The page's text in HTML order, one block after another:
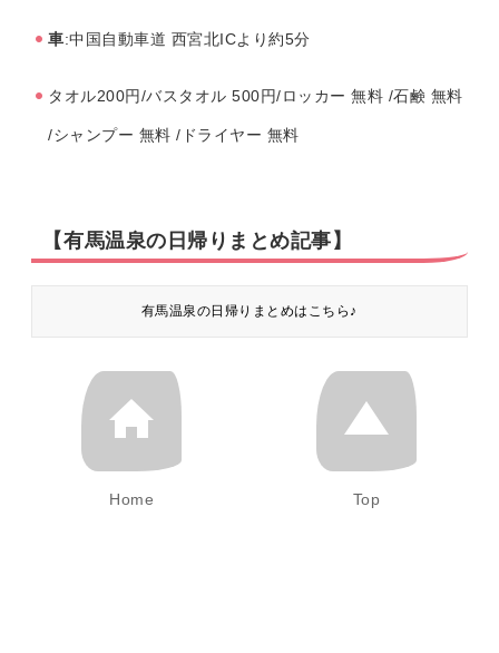
車:中国自動車道 西宮北ICより約5分
タオル200円/バスタオル 500円/ロッカー 無料 /石鹸 無料
/シャンプー 無料 /ドライヤー 無料
【有馬温泉の日帰りまとめ記事】
有馬温泉の日帰りまとめはこちら♪
Home Top